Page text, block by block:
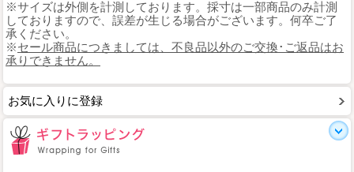
※サイズは外側を計測しております。採寸は一部商品のみ計測
しておりますので、誤差が生じる場合がございます。何卒ご了
承ください。
※セール商品につきましては、不良品以外のご交換･ご返品はお
承りできません。
お気に入りに登録